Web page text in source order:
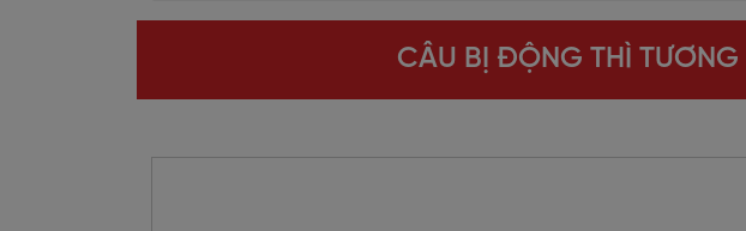
CÂU BỊ ĐỘNG THÌ